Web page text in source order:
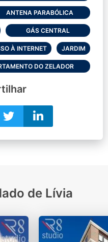
ANTENA PARABÓLICA
GÁS CENTRAL
À INTERNET JARDIM
DO ZELADOR
de Lívia